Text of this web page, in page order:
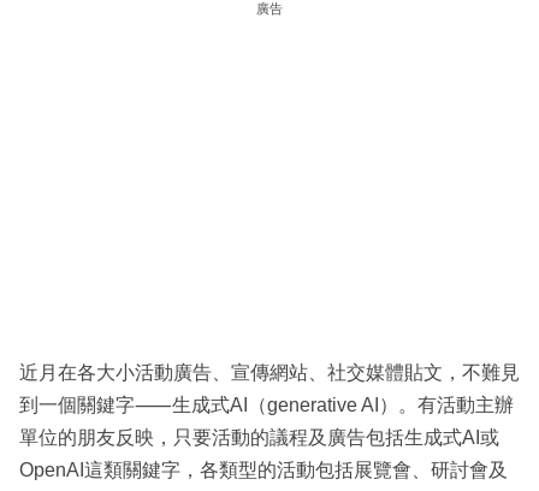
閱
廣告
近月在各大小活動廣告、宣傳網站、社交媒體貼文，不難見
到一個關鍵字⸺生成式AI（generative AI）。有活動主辦
單位的朋友反映，只要活動的議程及廣告包括生成式AI或
OpenAI這類關鍵字，各類型的活動包括展覽會、研討會及